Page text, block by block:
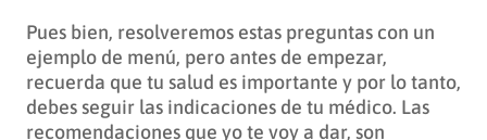
Pues bien, resolveremos estas preguntas con un
ejemplo de menú, pero antes de empezar,
recuerda que tu salud es importante y por lo tanto,
debes seguir las indicaciones de tu médico. Las
recomendaciones que yo te voy a dar, son